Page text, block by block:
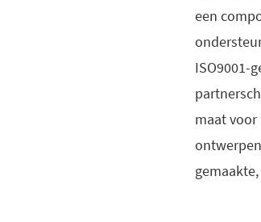
een
ISO9001-
maat